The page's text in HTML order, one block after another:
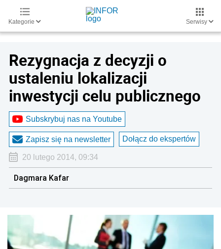
Kategorie Serwisy
Rezygnacja z decyzji o
ustaleniu lokalizacji
inwestycji celu publicznego
Subskrybuj nas na Youtube
Zapisz się na newsletter Dołącz do ekspertów
20 lutego 2014, 09:34
Dagmara Kafar